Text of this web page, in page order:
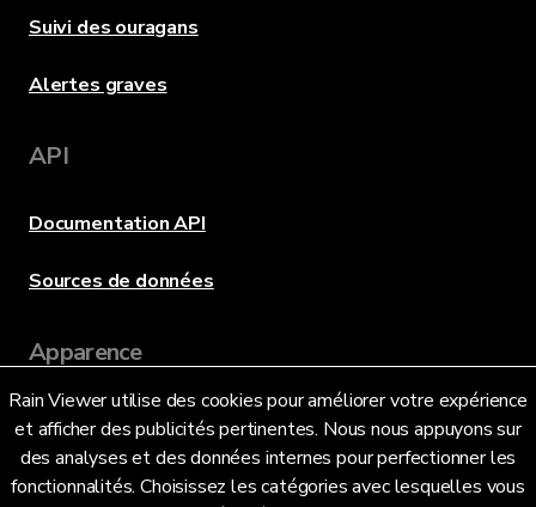
Rain Viewer utilise des cookies pour améliorer votre expérience
et afficher des publicités pertinentes. Nous nous appuyons sur
des analyses et des données internes pour perfectionner les
fonctionnalités. Choisissez les catégories avec lesquelles vous
Suivi des ouragans
Alertes graves
API
Documentation API
Sources de données
Apparence
Langue